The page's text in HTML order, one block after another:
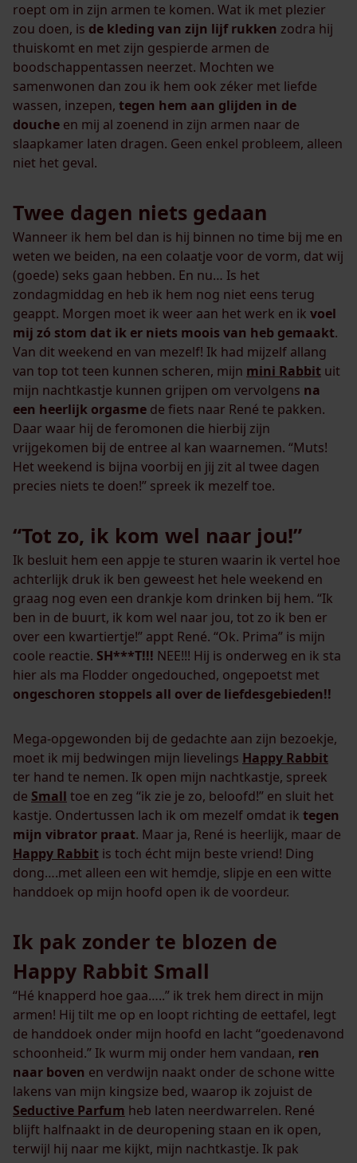
roept om in zijn armen te komen. Wat ik met plezier
zou doen, is de kleding van zijn lijf rukken zodra hij
thuiskomt en met zijn gespierde armen de
boodschappentassen neerzet. Mochten we
samenwonen dan zou ik hem ook zéker met liefde
wassen, inzepen, tegen hem aan glijden in de
douche en mij al zoenend in zijn armen naar de
slaapkamer laten dragen. Geen enkel probleem, alleen
niet het geval.
Twee dagen niets gedaan
Wanneer ik hem bel dan is hij binnen no time bij me en
weten we beiden, na een colaatje voor de vorm, dat wij
(goede) seks gaan hebben. En nu… Is het
zondagmiddag en heb ik hem nog niet eens terug
geappt. Morgen moet ik weer aan het werk en ik voel
mij zó stom dat ik er niets moois van heb gemaakt.
Van dit weekend en van mezelf! Ik had mijzelf allang
van top tot teen kunnen scheren, mijn mini Rabbit uit
mijn nachtkastje kunnen grijpen om vervolgens na
een heerlijk orgasme de fiets naar René te pakken.
Daar waar hij de feromonen die hierbij zijn
vrijgekomen bij de entree al kan waarnemen. “Muts!
Het weekend is bijna voorbij en jij zit al twee dagen
precies niets te doen!” spreek ik mezelf toe.
“Tot zo, ik kom wel naar jou!”
Ik besluit hem een appje te sturen waarin ik vertel hoe
achterlijk druk ik ben geweest het hele weekend en
graag nog even een drankje kom drinken bij hem. “Ik
ben in de buurt, ik kom wel naar jou, tot zo ik ben er
over een kwartiertje!” appt René. “Ok. Prima” is mijn
coole reactie. SH***T!!! NEE!!! Hij is onderweg en ik sta
hier als ma Flodder ongedouched, ongepoetst met
ongeschoren stoppels all over de liefdesgebieden!!
Mega-opgewonden bij de gedachte aan zijn bezoekje,
moet ik mij bedwingen mijn lievelings Happy Rabbit
ter hand te nemen. Ik open mijn nachtkastje, spreek
de Small toe en zeg “ik zie je zo, beloofd!” en sluit het
kastje. Ondertussen lach ik om mezelf omdat ik tegen
mijn vibrator praat. Maar ja, René is heerlijk, maar de
Happy Rabbit is toch écht mijn beste vriend! Ding
dong….met alleen een wit hemdje, slipje en een witte
handdoek op mijn hoofd open ik de voordeur.
Ik pak zonder te blozen de
Happy Rabbit Small
“Hé knapperd hoe gaa…..” ik trek hem direct in mijn
armen! Hij tilt me op en loopt richting de eettafel, legt
de handdoek onder mijn hoofd en lacht “goedenavond
schoonheid.” Ik wurm mij onder hem vandaan, ren
naar boven en verdwijn naakt onder de schone witte
lakens van mijn kingsize bed, waarop ik zojuist de
Seductive Parfum heb laten neerdwarrelen. René
blijft halfnaakt in de deuropening staan en ik open,
terwijl hij naar me kijkt, mijn nachtkastje. Ik pak